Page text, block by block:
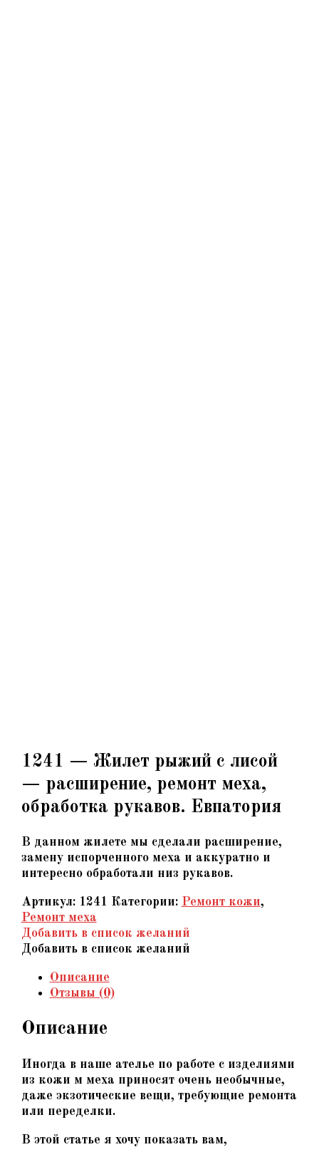
1241 — Жилет рыжий с лисой
— расширение, ремонт меха,
обработка рукавов. Евпатория
В данном жилете мы сделали расширение,
замену испорченного меха и аккуратно и
интересно обработали низ рукавов.
Артикул: 1241 Категории: Ремонт кожи,
Ремонт меха
Добавить в список желаний
Добавить в список желаний
Описание
Отзывы (0)
Описание
Иногда в наше ателье по работе с изделиями
из кожи м меха приносят очень необычные,
даже экзотические вещи, требующие ремонта
или переделки.
В этой статье я хочу показать вам,